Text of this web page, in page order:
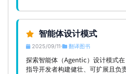
智能体设计模式
2025/09/11• 翻译图书
探索智能体（Agentic）设计模式在
指导开发者构建健壮、可扩展且负